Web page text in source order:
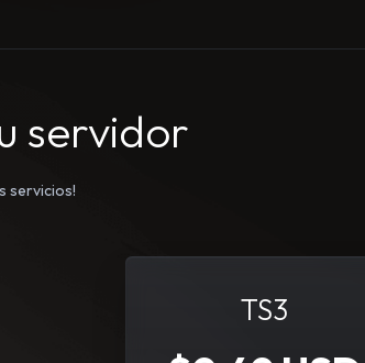
servidor
servicios!
TS3